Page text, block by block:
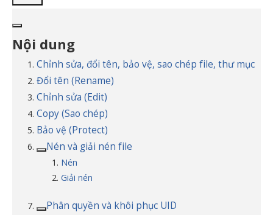
Nội dung
Chỉnh sửa, đổi tên, bảo vệ, sao chép file, thư mục
Đổi tên (Rename)
Chỉnh sửa (Edit)
Copy (Sao chép)
Bảo vệ (Protect)
Nén và giải nén file
Nén
Giải nén
Phân quyền và khôi phục UID